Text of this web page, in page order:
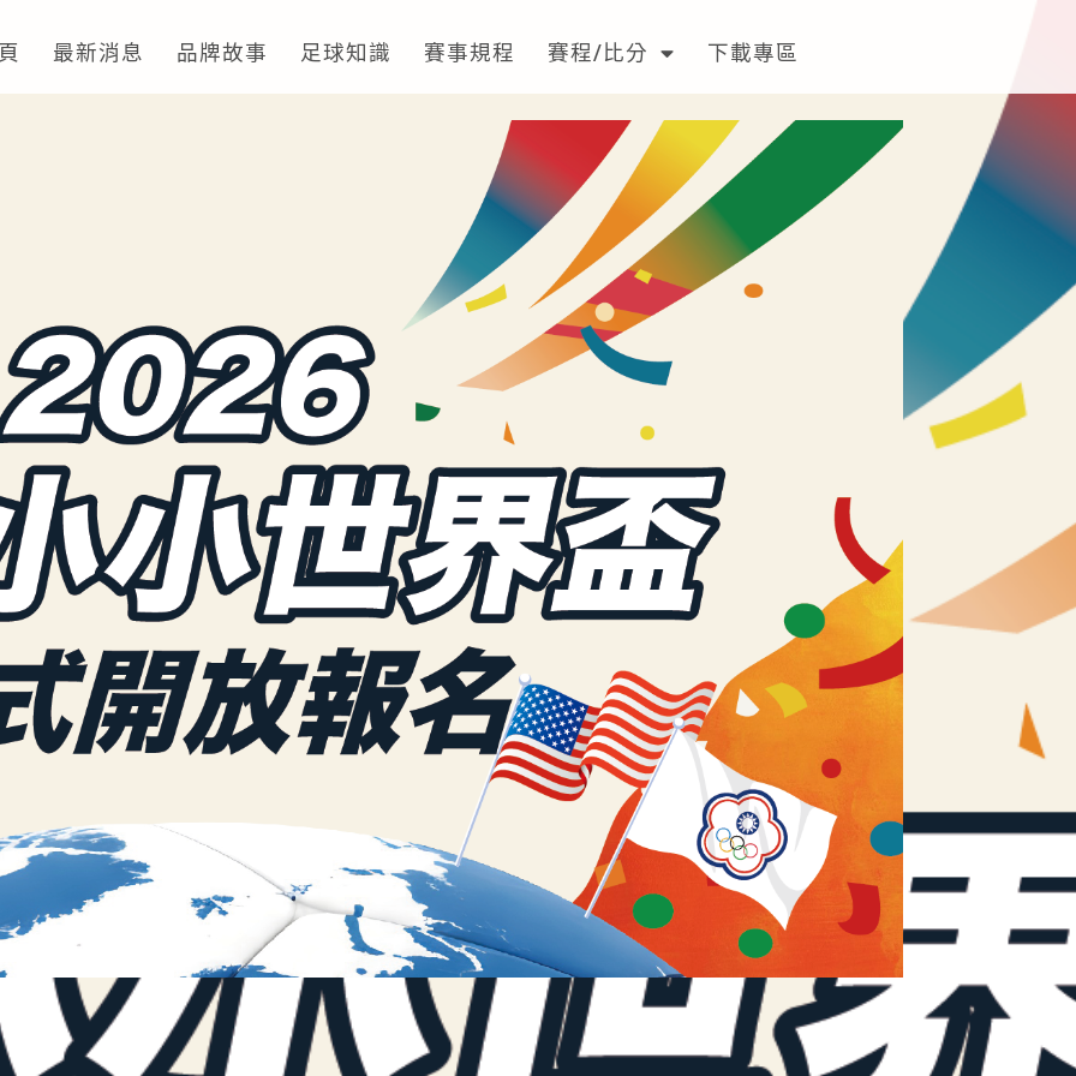
最新消息 品牌故事 足球知識 賽事規程 賽程/比分 下載專區